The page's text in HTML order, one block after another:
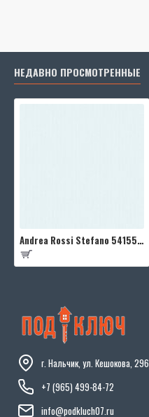
НЕДАВНО ПРОСМОТРЕННЫЕ
Andrea Rossi Stefano 54155-3
г. Нальчик, ул. Кешокова, 296
+7 (965) 499-84-72
info@podkluch07.ru